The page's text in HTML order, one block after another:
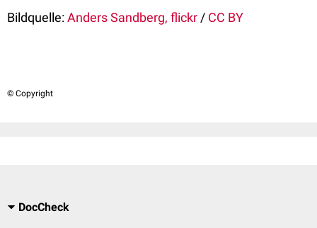
Bildquelle:Anders Sandberg, flickr / CC BY
© Copyright
DocCheck